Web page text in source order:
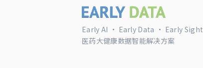
Early AI · Early Data · Early Sight
医药大健康数据智能解决方案